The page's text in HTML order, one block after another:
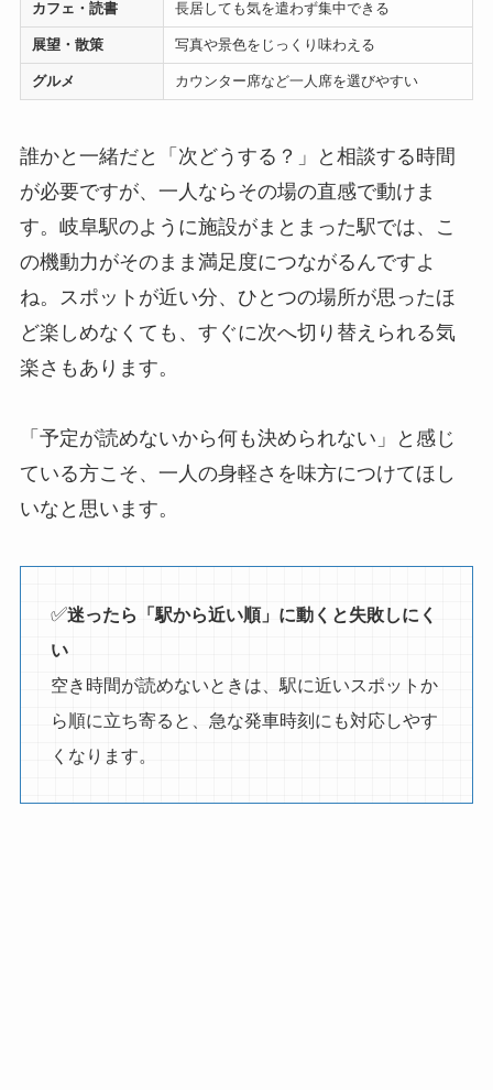
カフェ・読書 長居しても気を遣わず集中できる
展望・散策 写真や景色をじっくり味わえる
グルメ カウンター席など一人席を選びやすい
誰かと一緒だと「次どうする？」と相談する時間
が必要ですが、一人ならその場の直感で動けま
す。岐阜駅のように施設がまとまった駅では、こ
の機動力がそのまま満足度につながるんですよ
ね。スポットが近い分、ひとつの場所が思ったほ
ど楽しめなくても、すぐに次へ切り替えられる気
楽さもあります。
「予定が読めないから何も決められない」と感じ
ている方こそ、一人の身軽さを味方につけてほし
いなと思います。
✅迷ったら「駅から近い順」に動くと失敗しにく
い
空き時間が読めないときは、駅に近いスポットか
ら順に立ち寄ると、急な発車時刻にも対応しやす
くなります。